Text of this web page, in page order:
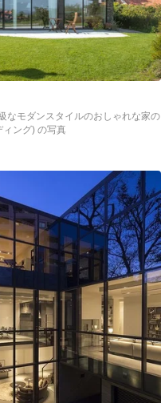
なモダンスタイルのおしゃれな家の
ング) の写真